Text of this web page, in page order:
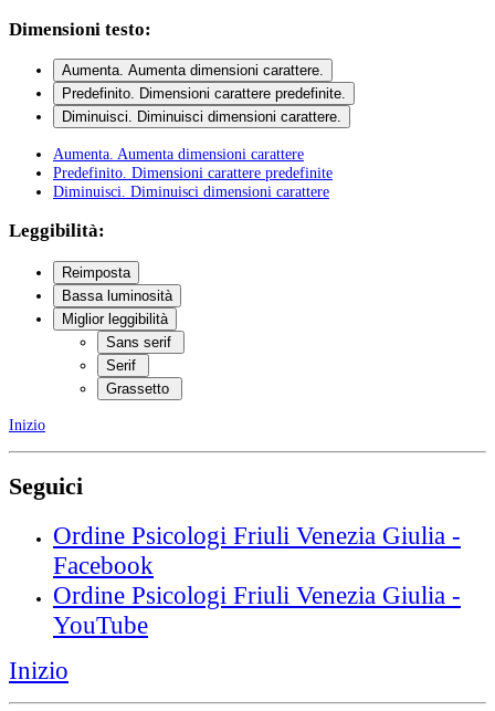
Dimensioni testo:
Aumenta. Aumenta dimensioni carattere.
Predefinito. Dimensioni carattere predefinite.
Diminuisci. Diminuisci dimensioni carattere.
Aumenta . Aumenta dimensioni carattere
Predefinito . Dimensioni carattere predefinite
Diminuisci . Diminuisci dimensioni carattere
Leggibilità:
Reimposta
Bassa luminosità
Miglior leggibilità
Sans serif
Serif
Grassetto
Inizio
Seguici
Ordine Psicologi Friuli Venezia Giulia -
Facebook
Ordine Psicologi Friuli Venezia Giulia -
YouTube
Inizio